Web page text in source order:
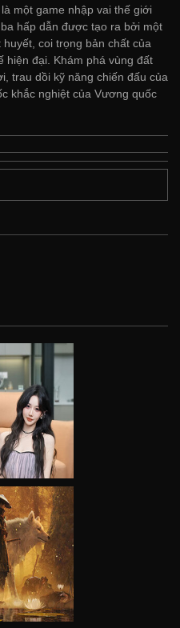
một game nhập vai thế giới
hấp dẫn được tạo ra bởi một
huyết, coi trọng bản chất của
hiện đại. Khám phá vùng đất
trau dồi kỹ năng chiến đấu của
khắc nghiệt của Vương quốc